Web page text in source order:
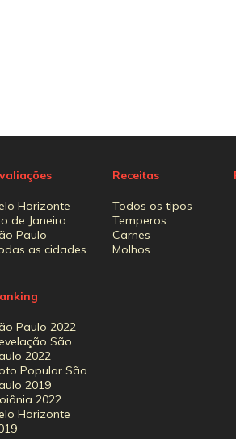
Horizonte
de Janeiro
Paulo
as cidades
Paulo 2022
São
2022
Popular São
2019
2022
Horizonte
Receitas
Todos os tipos
Temperos
Carnes
Molhos